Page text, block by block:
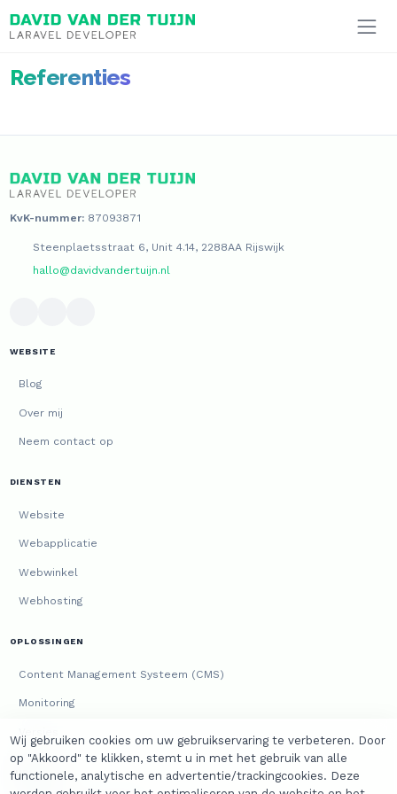
Ga naar inhoud
Referenties
KvK-nummer:87093871
Steenplaetsstraat 6, Unit 4.14, 2288AA Rijswijk
hallo@davidvandertuijn.nl
WEBSITE
Blog
Over mij
Neem contact op
DIENSTEN
Website
Webapplicatie
Webwinkel
Webhosting
OPLOSSINGEN
Content Management Systeem (CMS)
Monitoring
JURIDISCH
Wij gebruiken cookies om uw gebruikservaring te verbeteren. Door
op "Akkoord" te klikken, stemt u in met het gebruik van alle
functionele, analytische en advertentie/trackingcookies. Deze